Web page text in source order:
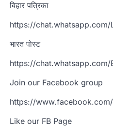
बिहार पत्रिका
https://chat.whatsapp.com/
भारत पोस्ट
https://chat.whatsapp.com/
Join our Facebook group
https://www.facebook.com/
Like our FB Page